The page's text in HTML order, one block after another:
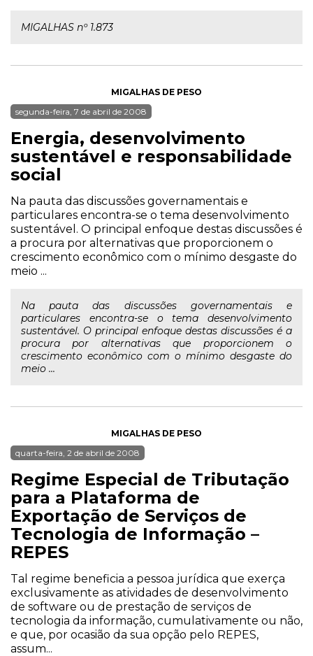
MIGALHAS nº 1.873
MIGALHAS DE PESO
segunda-feira, 7 de abril de 2008
Energia, desenvolvimento
sustentável e responsabilidade
social
Na pauta das discussões governamentais e
particulares encontra-se o tema desenvolvimento
sustentável. O principal enfoque destas discussões é
a procura por alternativas que proporcionem o
crescimento econômico com o mínimo desgaste do
meio ...
Na pauta das discussões governamentais e
particulares encontra-se o tema desenvolvimento
sustentável. O principal enfoque destas discussões é a
procura por alternativas que proporcionem o
crescimento econômico com o mínimo desgaste do
meio ...
MIGALHAS DE PESO
quarta-feira, 2 de abril de 2008
Regime Especial de Tributação
para a Plataforma de
Exportação de Serviços de
Tecnologia de Informação –
REPES
Tal regime beneficia a pessoa jurídica que exerça
exclusivamente as atividades de desenvolvimento
de software ou de prestação de serviços de
tecnologia da informação, cumulativamente ou não,
e que, por ocasião da sua opção pelo REPES,
assum...